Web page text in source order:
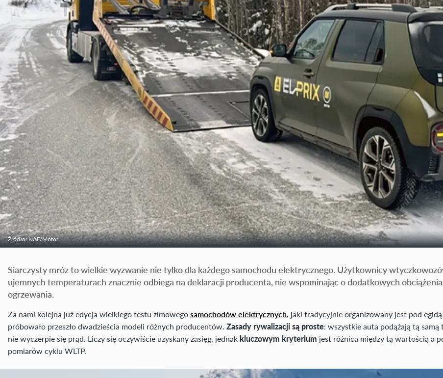
Źródło: NAF/Motor
Siarczysty mróz to wielkie wyzwanie nie tylko dla każdego samochodu elektrycznego. Użytkownicy
ujemnych temperaturach znacznie odbiega na deklaracji producenta, nie wspominając o dodatkowych
ogrzewania.
Za nami kolejna już edycja wielkiego testu zimowegosamochodów elektrycznych, jaki tradycyjnie organizowany jest pod egidą
próbowało przeszło dwadzieścia modeli różnych producentów. Zasady rywalizacji są proste: wszystkie auta podążają tą
nie wyczerpie się prąd. Liczy się oczywiście uzyskany zasięg, jednak kluczowym kryterium jest różnica między tą wartością a
pomiarów cyklu WLTP.